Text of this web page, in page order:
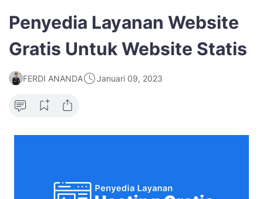
Penyedia Layanan Website
Gratis Untuk Website Statis
FERDI ANANDA Januari 09, 2023